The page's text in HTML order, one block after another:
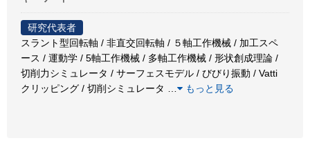
研究代表者
スラント型回転軸 / 非直交回転軸 / ５軸工作機械 / 加工スペ
ース / 運動学 / 5軸工作機械 / 多軸工作機械 / 形状創成理論 /
切削力シミュレータ / サーフェスモデル / びびり振動 / Vatti
クリッピング / 切削シミュレータ
もっと見る